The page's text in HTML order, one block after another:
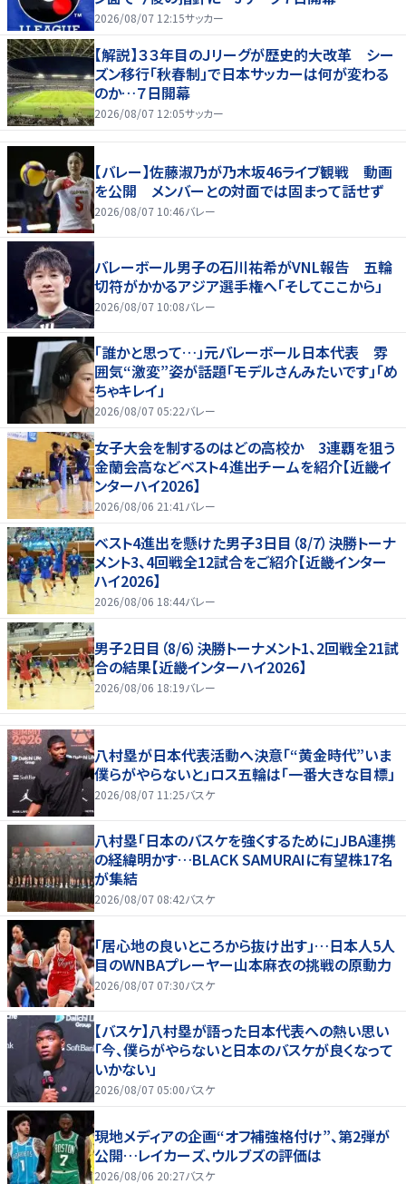
2026/08/07 12:15サッカー
【解説】３３年目のＪリーグが歴史的大改革 シー
ズン移行「秋春制」で日本サッカーは何が変わる
のか…７日開幕
2026/08/07 12:05サッカー
【バレー】佐藤淑乃が乃木坂46ライブ観戦 動画
を公開 メンバーとの対面では固まって話せず
2026/08/07 10:46バレー
バレーボール男子の石川祐希がVNL報告 五輪
切符がかかるアジア選手権へ「そしてここから」
2026/08/07 10:08バレー
「誰かと思って…」元バレーボール日本代表 雰
囲気“激変”姿が話題「モデルさんみたいです」「め
ちゃキレイ」
2026/08/07 05:22バレー
女子大会を制するのはどの高校か 3連覇を狙う
金蘭会高などベスト４進出チームを紹介【近畿イ
ンターハイ2026】
2026/08/06 21:41 バレー
ベスト4進出を懸けた男子3日目（8/7）決勝トーナ
メント3、4回戦全12試合をご紹介【近畿インター
ハイ2026】
2026/08/06 18:44バレー
男子2日目（8/6）決勝トーナメント1、2回戦全21試
合の結果【近畿インターハイ2026】
2026/08/06 18:19バレー
八村塁が日本代表活動へ決意「“黄金時代”いま
僕らがやらないと」ロス五輪は「一番大きな目標」
2026/08/07 11:25バスケ
八村塁「日本のバスケを強くするために」JBA連携
の経緯明かす…BLACK SAMURAIに有望株17名
が集結
2026/08/07 08:42バスケ
「居心地の良いところから抜け出す」…日本人5人
目のWNBAプレーヤー山本麻衣の挑戦の原動力
2026/08/07 07:30バスケ
【バスケ】八村塁が語った日本代表への熱い思い
「今、僕らがやらないと日本のバスケが良くなって
いかない」
2026/08/07 05:00バスケ
現地メディアの企画“オフ補強格付け”、第2弾が
公開…レイカーズ、ウルブズの評価は
2026/08/06 20:27バスケ